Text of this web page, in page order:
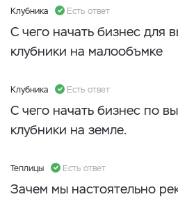
Клубника Есть ответ
С чего начать бизнес для
клубники на малообъмке
Клубника Есть ответ
С чего начать бизнес по
клубники на земле.
Теплицы Есть ответ
Зачем мы настоятельно